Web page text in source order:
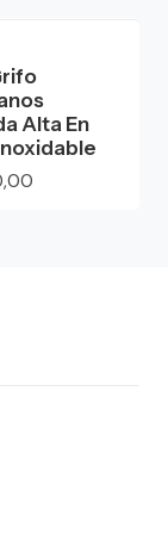
Alta En